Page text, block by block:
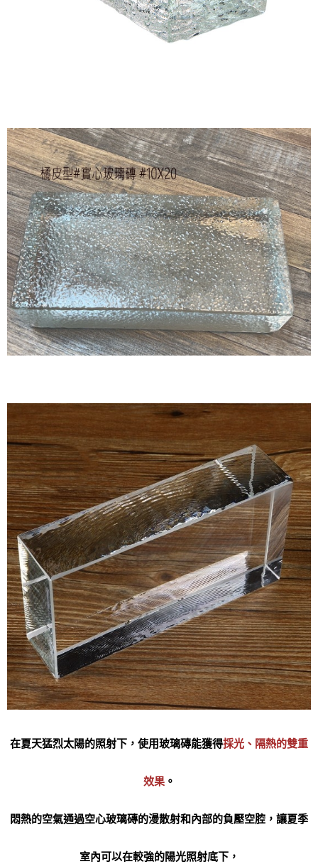
在夏天猛烈太陽的照射下，使用玻璃磚能獲得採光、隔熱的雙重
效果。
悶熱的空氣通過空心玻璃磚的漫散射和內部的負壓空腔，讓夏季
室內可以在較強的陽光照射底下，